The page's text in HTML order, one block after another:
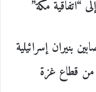
“اتفاقية مكة”
و9 مصابين بنيران إسرائيلية
من قطاع غزة